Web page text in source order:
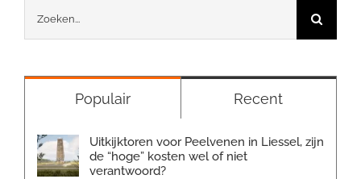
Zoeken
naar:
Populair Recent
Uitkijktoren voor Peelvenen in Liessel, zijn
de “hoge” kosten wel of niet
verantwoord?